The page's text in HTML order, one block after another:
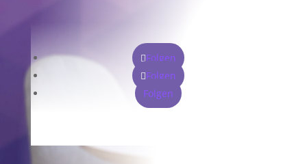
Folgen
Folgen
Folgen